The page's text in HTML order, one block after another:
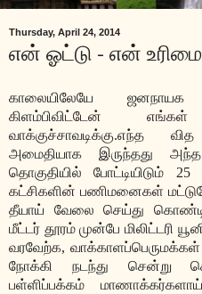
Thursday, April 24, 2014
என் ஓட்டு - என் உரிமை
காலையிலேயே
கிளம்பிவிட்டேன்
வாக்குச்சாவடிக்கு.எந்த
அமைதியாக இருந்தது
தொகுதியில் போட்டியிடும்
கட்சிகளின் பணிமனைகள்
தீயாய் வேலை செய்து
மீட்டர் தூரம் முன்பே மிலிட்டரி
வரவேற்க, வாக்காளப்பெருமக்கள்
நோக்கி நடந்து சென்று
பள்ளிப்பக்கம்